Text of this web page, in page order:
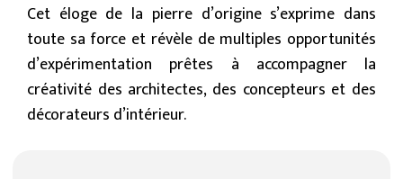
Cet éloge de la pierre d’origine s’exprime dans
toute sa force et révèle de multiples opportunités
d’expérimentation prêtes à accompagner la
créativité des architectes, des concepteurs et des
décorateurs d’intérieur.